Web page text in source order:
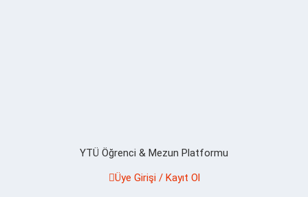
YTÜ Öğrenci & Mezun Platformu
Üye Girişi / Kayıt Ol